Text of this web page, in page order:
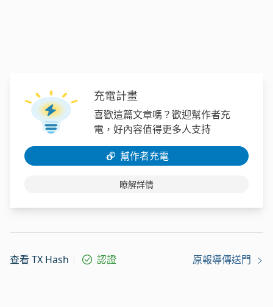
充電計畫
喜歡這篇文章嗎？歡迎幫作者充
電，好內容值得更多人支持
幫作者充電
瞭解詳情
查看 TX Hash 認證 原報導傳送門